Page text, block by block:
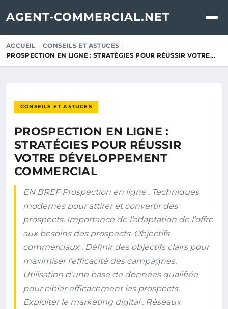
AGENT-COMMERCIAL.NET
ACCUEIL
CONSEILS ET ASTUCES
PROSPECTION EN LIGNE : STRATÉGIES POUR RÉUSSIR VOTRE…
CONSEILS ET ASTUCES
PROSPECTION EN LIGNE :
STRATÉGIES POUR RÉUSSIR
VOTRE DÉVELOPPEMENT
COMMERCIAL
EN BREF Prospection en ligne : Techniques
modernes pour attirer et convertir des
prospects. Importance de l’adaptation de l’offre
aux besoins des prospects. Objectifs
commerciaux : Définir des objectifs clairs pour
maximiser l’efficacité des campagnes.
Utilisation d’une base de données qualifiée
pour cibler efficacement les prospects.
Exploiter le marketing digital : Réseaux